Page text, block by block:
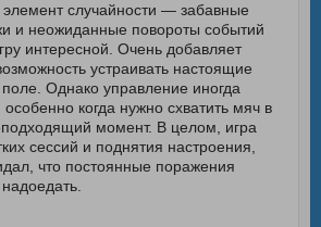
элемент случайности — забавные
и неожиданные повороты событий
интересной. Очень добавляет
устраивать настоящие
Однако управление иногда
особенно когда нужно схватить мяч в
момент. В целом, игра
сессий и поднятия настроения,
что постоянные поражения